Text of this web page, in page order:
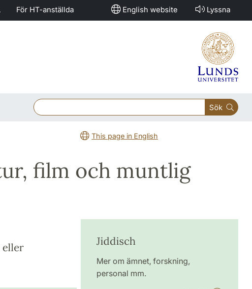
För HT-anställda English website Lyssna
Sök
This page in English
film och muntlig
Jiddisch
Mer om ämnet, forskning,
personal mm.